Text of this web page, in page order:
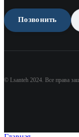
Позвонить
© Lsanteh 2024. Все права